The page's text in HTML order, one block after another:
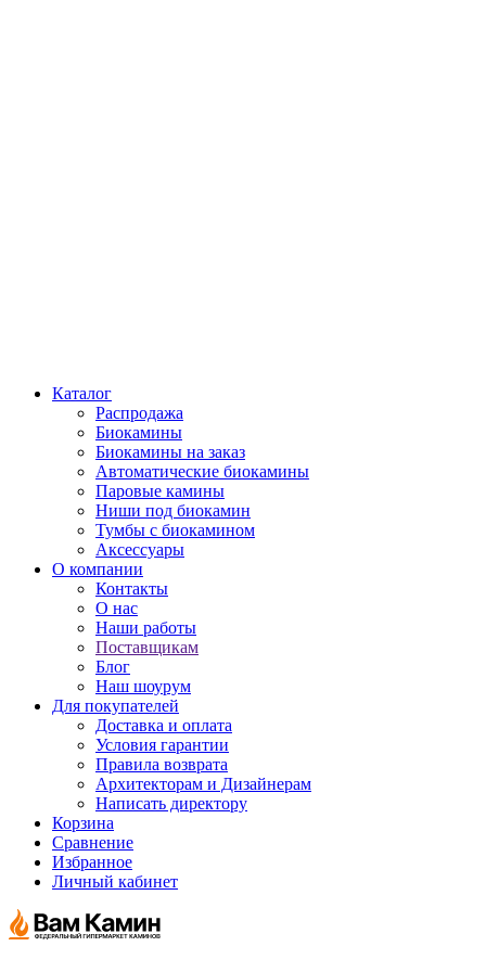
Каталог
Распродажа
Биокамины
Биокамины на заказ
Автоматические биокамины
Паровые камины
Ниши под биокамин
Тумбы с биокамином
Аксессуары
О компании
Контакты
О нас
Наши работы
Поставщикам
Блог
Наш шоурум
Для покупателей
Доставка и оплата
Условия гарантии
Правила возврата
Архитекторам и Дизайнерам
Написать директору
Корзина
Сравнение
Избранное
Личный кабинет